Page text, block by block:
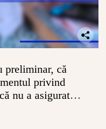
preliminar, că
privind
nu a asigurat